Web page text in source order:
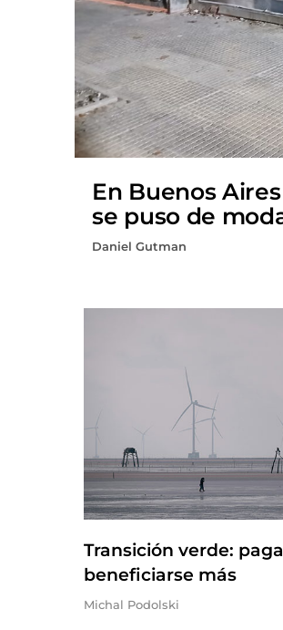
En Buenos
se puso de
Daniel Gutman
Transición verde:
beneficiarse más
Michal Podolski